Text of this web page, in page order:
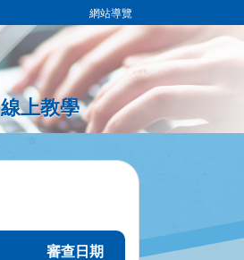
線上教學
網站導覽
審查日期